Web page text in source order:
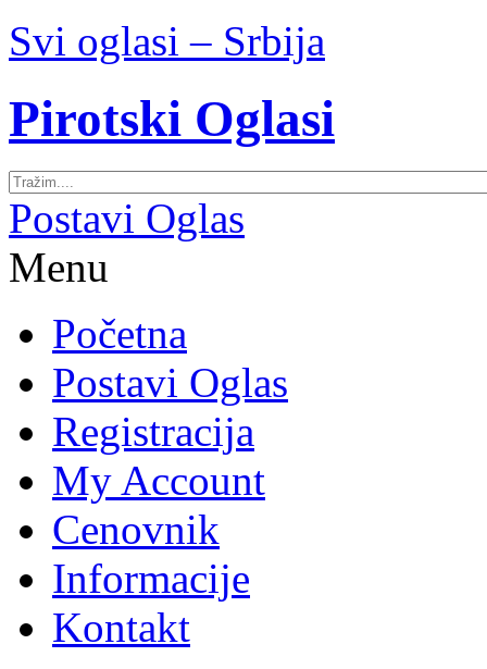
Svi oglasi – Srbija
Pirotski Oglasi
Postavi Oglas
Menu
Početna
Postavi Oglas
Registracija
My Account
Cenovnik
Informacije
Kontakt